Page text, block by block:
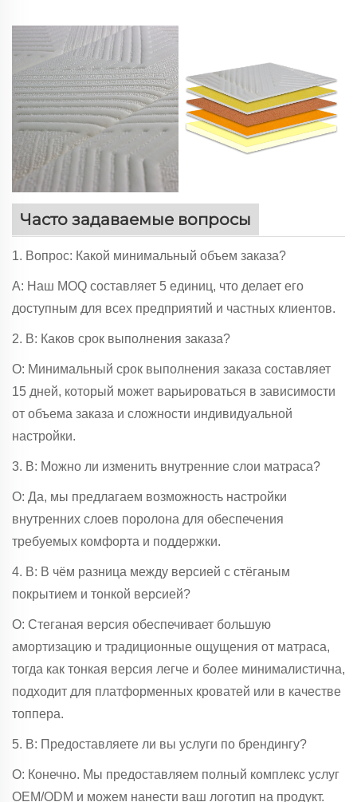
Часто задаваемые вопросы
1. Вопрос: Какой минимальный объем заказа?
A: Наш MOQ составляет 5 единиц, что делает его
доступным для всех предприятий и частных клиентов.
2. В: Каков срок выполнения заказа?
О: Минимальный срок выполнения заказа составляет
15 дней, который может варьироваться в зависимости
от объема заказа и сложности индивидуальной
настройки.
3. В: Можно ли изменить внутренние слои матраса?
О: Да, мы предлагаем возможность настройки
внутренних слоев поролона для обеспечения
требуемых комфорта и поддержки.
4. В: В чём разница между версией с стёганым
покрытием и тонкой версией?
О: Стеганая версия обеспечивает большую
амортизацию и традиционные ощущения от матраса,
тогда как тонкая версия легче и более минималистична,
подходит для платформенных кроватей или в качестве
топпера.
5. В: Предоставляете ли вы услуги по брендингу?
О: Конечно. Мы предоставляем полный комплекс услуг
OEM/ODM и можем нанести ваш логотип на продукт.